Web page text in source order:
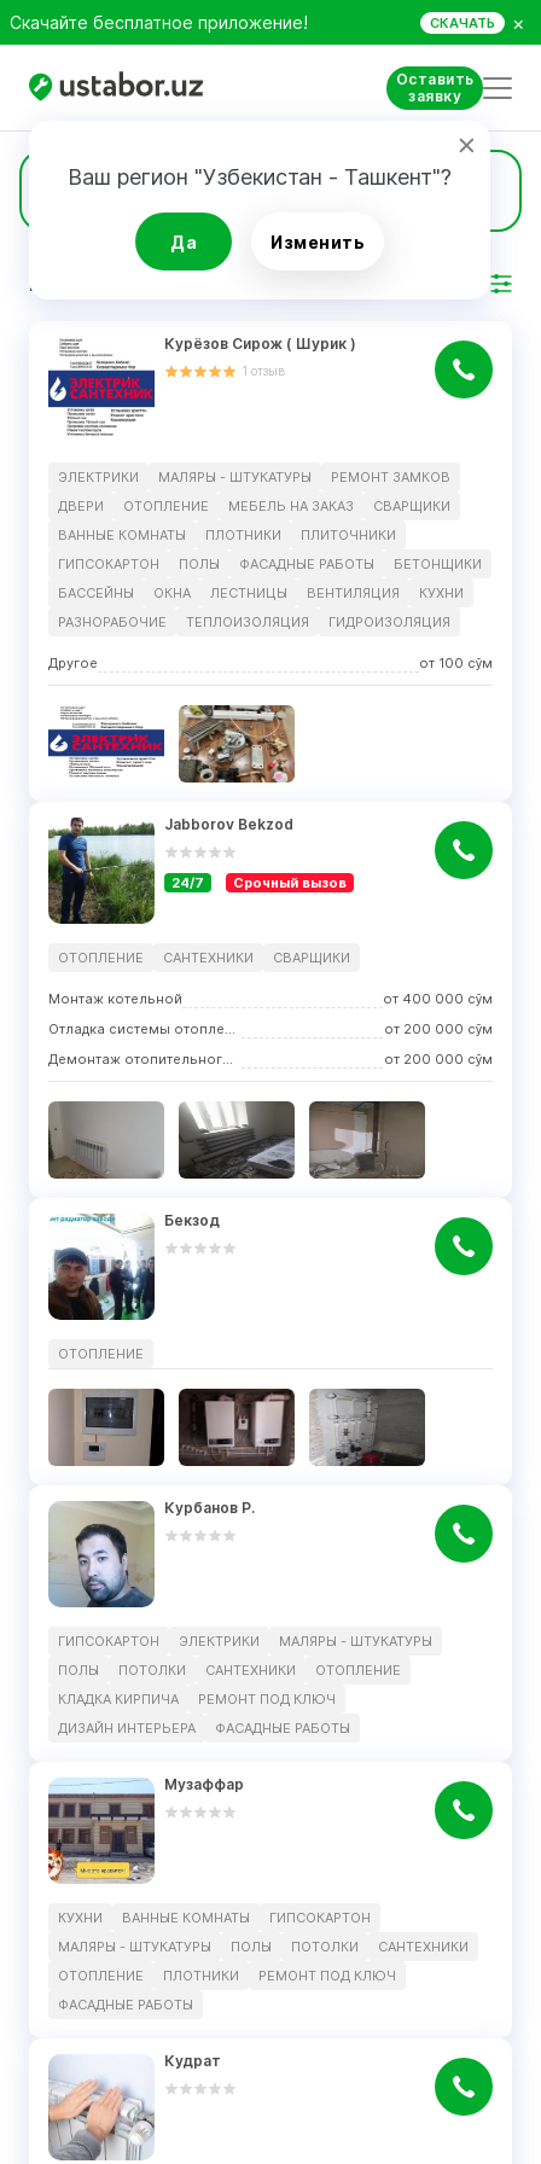
Скачайте бесплатное приложение! СКАЧАТЬ ×
Оставить
заявку
Ваш регион "Узбекистан - Ташкент"?
Да Изменить
Отопление 15
РЕЗУЛЬТАТ
Курëзов Сирож ( Шурик )
1 отзыв
ЭЛЕКТРИКИ МАЛЯРЫ - ШТУКАТУРЫ
РЕМОНТ ЗАМКОВ
ДВЕРИ
ОТОПЛЕНИЕ МЕБЕЛЬ НА ЗАКАЗ
СВАРЩИКИ
ВАННЫЕ КОМНАТЫ
ПЛОТНИКИ
ПЛИТОЧНИКИ
ГИПСОКАРТОН
ПОЛЫ ФАСАДНЫЕ РАБОТЫ
БЕТОНЩИКИ
БАССЕЙНЫ
ОКНА ЛЕСТНИЦЫ ВЕНТИЛЯЦИЯ
КУХНИ
РАЗНОРАБОЧИЕ
ТЕПЛОИЗОЛЯЦИЯ ГИДРОИЗОЛЯЦИЯ
Другое от 100 сўм
Jabborov Bekzod
24/7 Срочный вызов
ОТОПЛЕНИЕ САНТЕХНИКИ СВАРЩИКИ
Монтаж котельной от 400 000 сўм
Отладка системы отопления
от 200 000 сўм
Демонтаж отопительного оборудования
от 200 000 сўм
Бекзод
ОТОПЛЕНИЕ
Курбанов Р.
ГИПСОКАРТОН ЭЛЕКТРИКИ
МАЛЯРЫ - ШТУКАТУРЫ
ПОЛЫ
ПОТОЛКИ САНТЕХНИКИ
ОТОПЛЕНИЕ
КЛАДКА КИРПИЧА
РЕМОНТ ПОД КЛЮЧ
ДИЗАЙН ИНТЕРЬЕРА
ФАСАДНЫЕ РАБОТЫ
Музаффар
КУХНИ ВАННЫЕ КОМНАТЫ
ГИПСОКАРТОН
МАЛЯРЫ - ШТУКАТУРЫ
ПОЛЫ ПОТОЛКИ
САНТЕХНИКИ
ОТОПЛЕНИЕ
ПЛОТНИКИ
РЕМОНТ ПОД КЛЮЧ
ФАСАДНЫЕ РАБОТЫ
Кудрат